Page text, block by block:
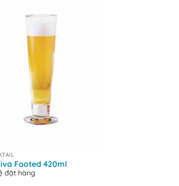
Footed 420ml
đặt hàng